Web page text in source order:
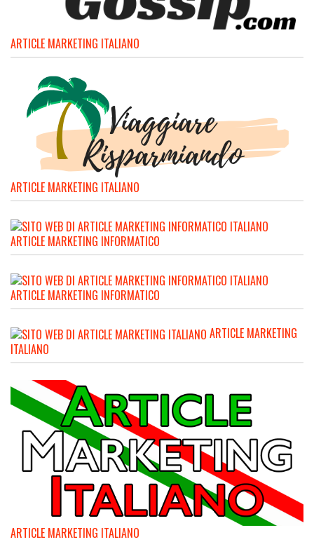
ARTICLE MARKETING ITALIANO
ARTICLE MARKETING ITALIANO
ARTICLE MARKETING INFORMATICO
ARTICLE MARKETING INFORMATICO
ARTICLE MARKETING
ITALIANO
ARTICLE MARKETING ITALIANO